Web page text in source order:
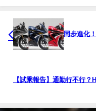
同步進化
【試乘報告】通勤行不行？